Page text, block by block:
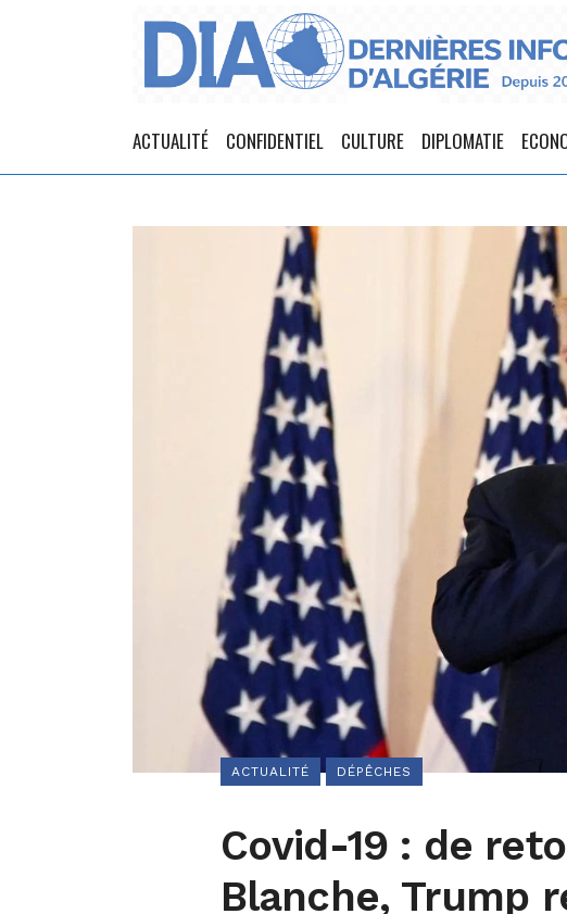
ACTUALITÉ CONFIDENTIEL CULTURE DIPLOMATIE
ACTUALITÉ DÉPÊCHES
Covid-19 : de
Blanche, Trump